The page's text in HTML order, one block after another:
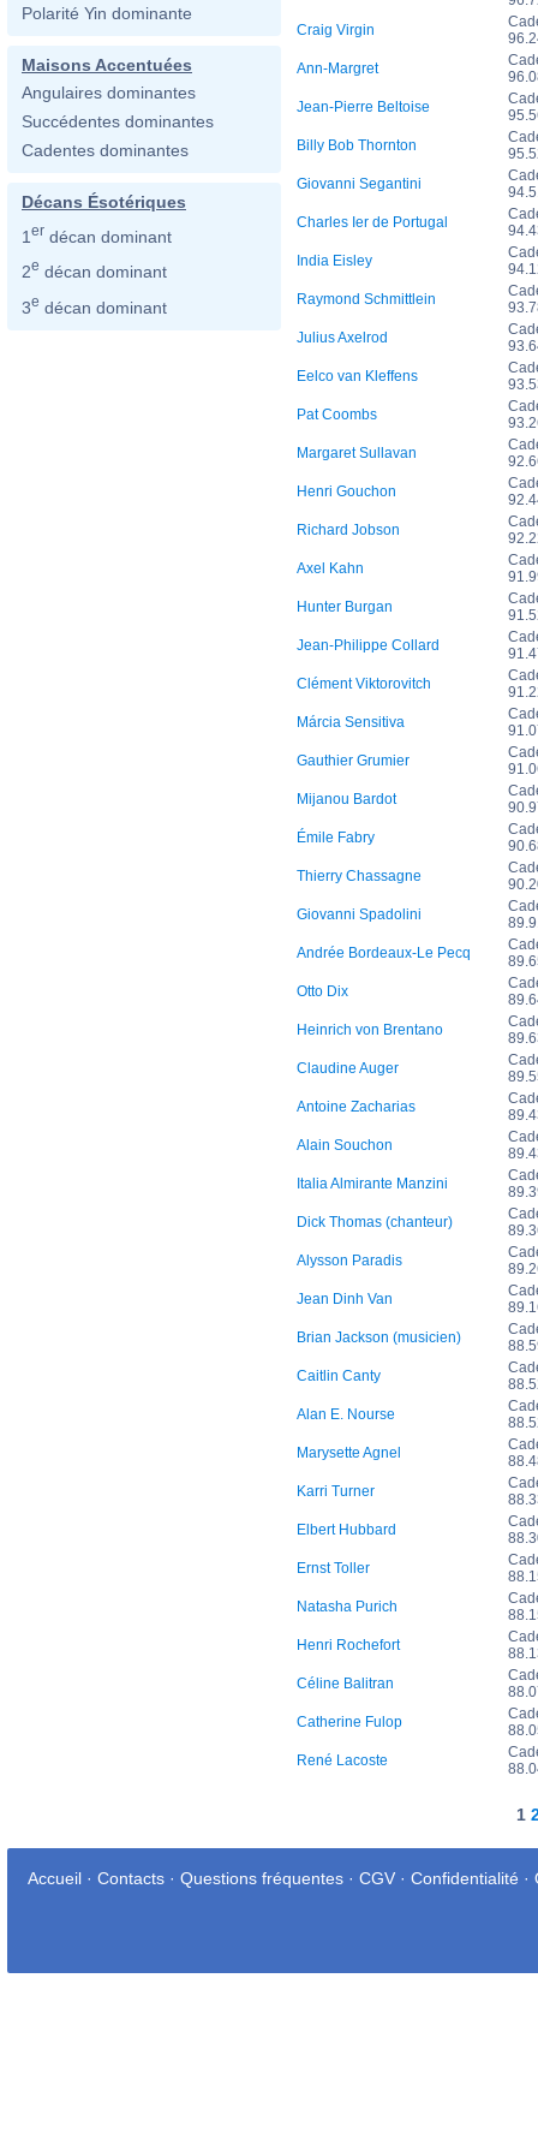
Polarité Yin dominante
Maisons Accentuées
Angulaires dominantes
Succédentes dominantes
Cadentes dominantes
Décans Ésotériques
1 er décan dominant
2e décan dominant
3e décan dominant
Craig Virgin
Ann-Margret
Jean-Pierre Beltoise
Billy Bob Thornton
Giovanni Segantini
Charles Ier de Portugal
India Eisley
Raymond Schmittlein
Julius Axelrod
Eelco van Kleffens
Pat Coombs
Margaret Sullavan
Henri Gouchon
Richard Jobson
Axel Kahn
Hunter Burgan
Jean-Philippe Collard
Clément Viktorovitch
Márcia Sensitiva
Gauthier Grumier
Mijanou Bardot
Émile Fabry
Thierry Chassagne
Giovanni Spadolini
Andrée Bordeaux-Le Pecq
Otto Dix
Heinrich von Brentano
Claudine Auger
Antoine Zacharias
Alain Souchon
Italia Almirante Manzini
Dick Thomas (chanteur)
Alysson Paradis
Jean Dinh Van
Brian Jackson (musicien)
Caitlin Canty
Alan E. Nourse
Marysette Agnel
Karri Turner
Elbert Hubbard
Ernst Toller
Natasha Purich
Henri Rochefort
Céline Balitran
Catherine Fulop
René Lacoste
1
Accueil · Contacts · Questions fréquentes · CGV · Confidentialité ·